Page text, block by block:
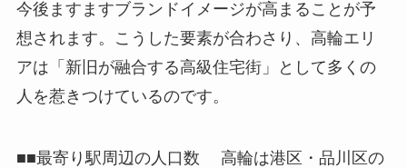
今後ますますブランドイメージが高まることが予
想されます。こうした要素が合わさり、高輪エリ
アは「新旧が融合する高級住宅街」として多くの
人を惹きつけているのです。
■■最寄り駅周辺の人口数 高輪は港区・品川区の